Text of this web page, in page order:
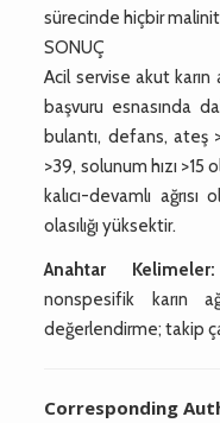
sürecinde hiçbir
SONUÇ
Acil servise akut karın
başvuru esnasında
bulantı, defans, ateş
>39, solunum hızı
kalıcı-devamlı
olasılığı yüksektir.
Anahtar Kelimeler:
nonspesifik karın
değerlendirme; takip
Corresponding